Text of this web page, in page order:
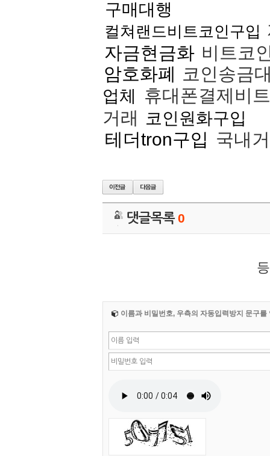
구매대행
컬쳐랜드비트코인구입
자금현금화 비트코
암호화폐 코인송금
업체
휴대폰결제비
거래
코인원화구입
테더tron구입 국내
댓글목록0
이름과 비밀번호, 우측의 자동입력방지 문구를